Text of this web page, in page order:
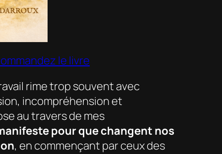
le livre
rime trop souvent avec
incompréhension et
au travers de mes
pour que changent nos
, en commençant par ceux des